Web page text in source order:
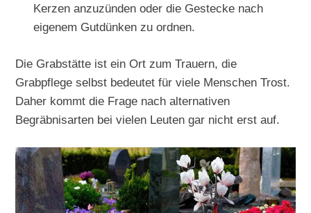
Kerzen anzuzünden oder die Gestecke nach
eigenem Gutdünken zu ordnen.
Die Grabstätte ist ein Ort zum Trauern, die
Grabpflege selbst bedeutet für viele Menschen Trost.
Daher kommt die Frage nach alternativen
Begräbnisarten bei vielen Leuten gar nicht erst auf.